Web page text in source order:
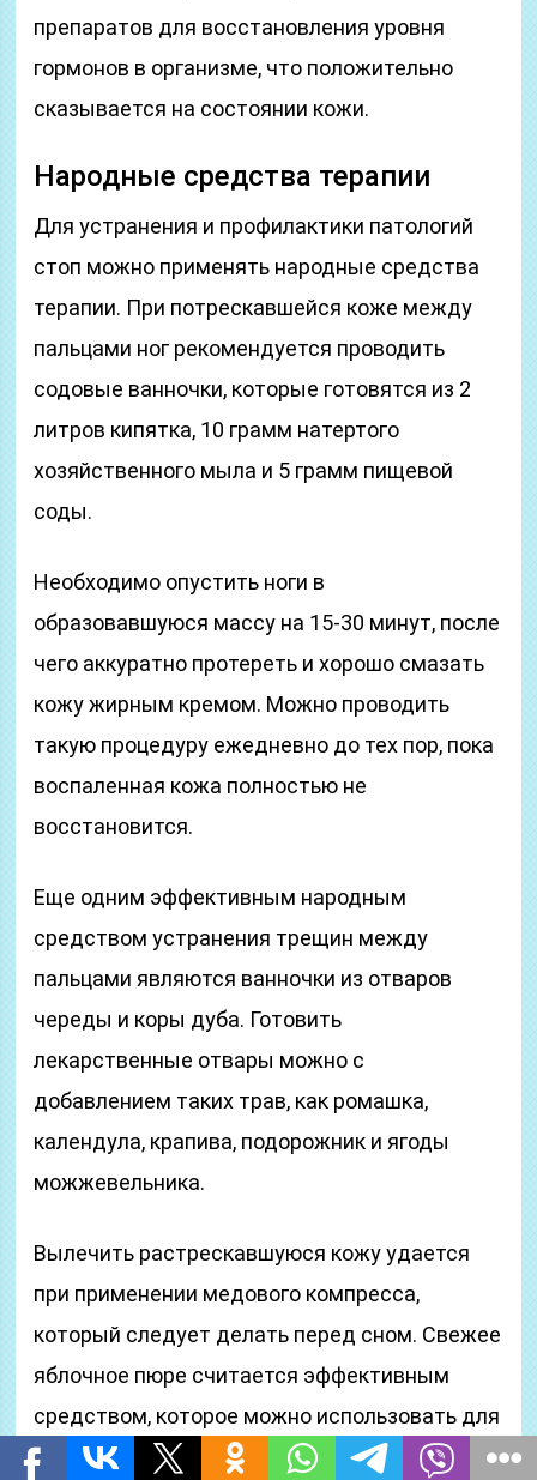
препаратов для восстановления уровня
гормонов в организме, что положительно
сказывается на состоянии кожи.
Народные средства терапии
Для устранения и профилактики патологий
стоп можно применять народные средства
терапии. При потрескавшейся коже между
пальцами ног рекомендуется проводить
содовые ванночки, которые готовятся из 2
литров кипятка, 10 грамм натертого
хозяйственного мыла и 5 грамм пищевой
соды.
Необходимо опустить ноги в
образовавшуюся массу на 15-30 минут, после
чего аккуратно протереть и хорошо смазать
кожу жирным кремом. Можно проводить
такую процедуру ежедневно до тех пор, пока
воспаленная кожа полностью не
восстановится.
Еще одним эффективным народным
средством устранения трещин между
пальцами являются ванночки из отваров
череды и коры дуба. Готовить
лекарственные отвары можно с
добавлением таких трав, как ромашка,
календула, крапива, подорожник и ягоды
можжевельника.
Вылечить растрескавшуюся кожу удается
при применении медового компресса,
который следует делать перед сном. Свежее
яблочное пюре считается эффективным
средством, которое можно использовать для
лечения патологий кожных покровов. Для